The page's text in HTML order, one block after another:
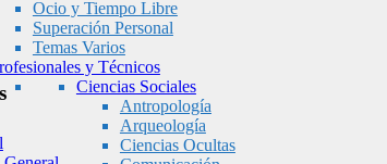
Ocio y Tiempo Libre
Superación Personal
Temas Varios
y Técnicos
Ciencias Sociales
Antropología
Arqueología
Ciencias Ocultas